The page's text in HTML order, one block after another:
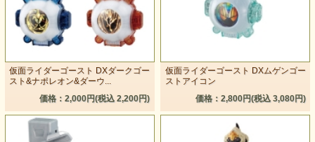
仮面ライダーゴースト DXダークゴー
スト&ナポレオン&ダーウ...
価格：2,000円(税込 2,200円)
仮面ライダーゴースト DXムゲンゴー
ストアイコン
価格：2,800円(税込 3,080円)